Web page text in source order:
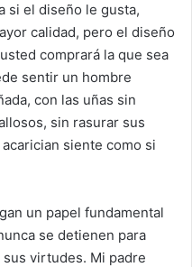
si el diseño le gusta,
calidad, pero el diseño
comprará la que sea
sentir un hombre
con las uñas sin
sin rasurar sus
siente como si
un papel fundamental
se detienen para
virtudes. Mi padre